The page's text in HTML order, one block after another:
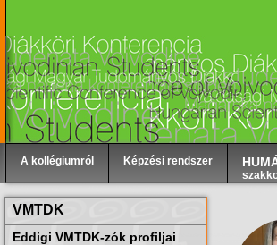
A kollégiumról Képzési rendszer
VMTDK
Eddigi VMTDK-zók profiljai